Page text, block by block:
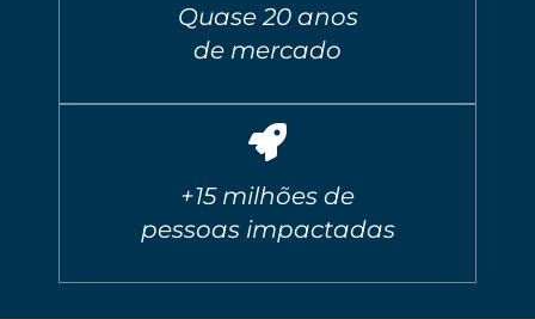
Quase 20 anos
de mercado
+15 milhões de
pessoas impactadas